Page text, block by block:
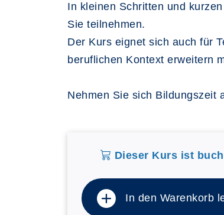
In kleinen Schritten und
Sie teilnehmen.
Der Kurs eignet sich auch für
beruflichen Kontext erweitern
Nehmen Sie sich Bildungszeit
Dieser Kurs ist
In den Warenkorb